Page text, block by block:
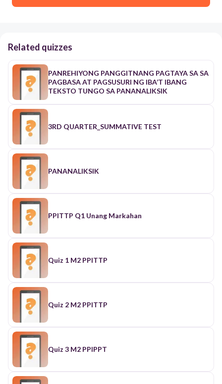
Related quizzes
PANREHIYONG PANGGITNANG PAGTAYA SA SA
PAGBASA AT PAGSUSURI NG IBA’T IBANG
TEKSTO TUNGO SA PANANALIKSIK
3RD QUARTER_SUMMATIVE TEST
PANANALIKSIK
PPITTP Q1 Unang Markahan
Quiz 1 M2 PPITTP
Quiz 2 M2 PPITTP
Quiz 3 M2 PPIPPT